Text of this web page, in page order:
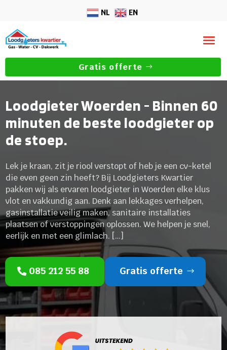
NL EN
Gratis offerte
Loodgieter Woerden - Binnen 60
minuten de beste loodgieter op
de stoep.
Lek je kraan, zit je riool verstopt of heb je een cv-ketel
die even geen zin heeft? Bij Loodgieters Kwartier
pakken wij als ervaren loodgieter in Woerden elke klus
vlot en vakkundig aan. Denk aan lekkages verhelpen,
gasinstallatie veilig maken, sanitaire installaties
plaatsen of verstoppingen oplossen. We helpen je snel,
eerlijk en met een glimlach. […]
085 212 55 88 Gratis offerte